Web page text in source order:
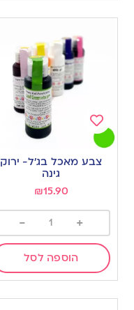
Add
toצבע מאכל בג’ל- ירוק
גינה
₪15.90
+
-
הוספה לסל